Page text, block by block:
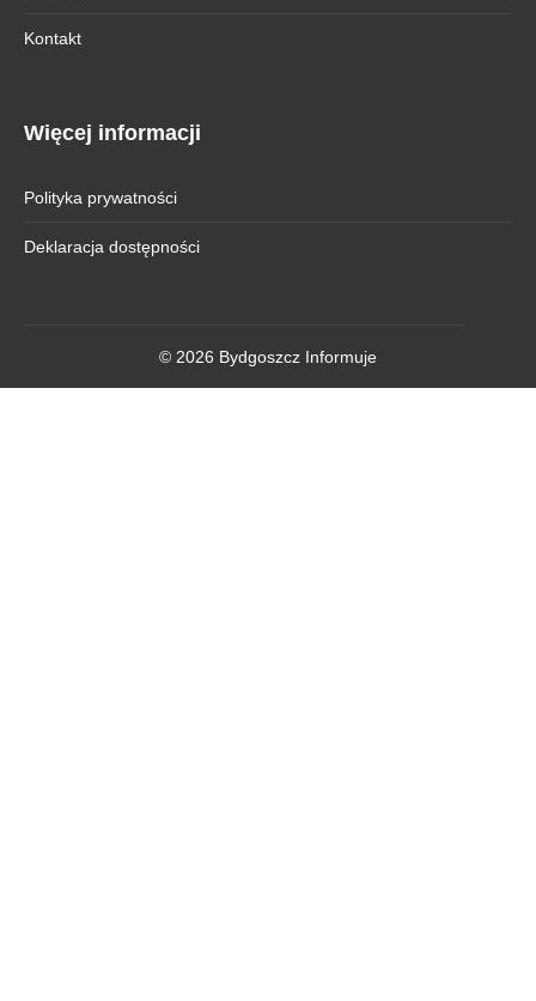
Kontakt
Więcej informacji
Polityka prywatności
Deklaracja dostępności
© 2026 Bydgoszcz Informuje